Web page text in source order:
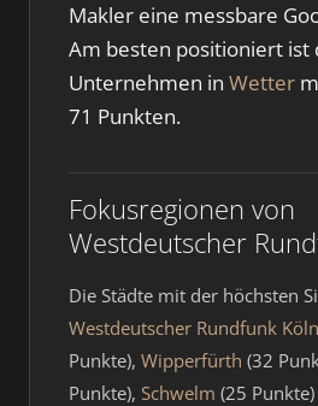
Makler eine messbare
Am besten positioniert ist
Unternehmen in Wetter
71 Punkten.
Fokusregionen von
Westdeutscher
Die Städte mit der höchsten
Westdeutscher Rundfunk Köln
Punkte), Wipperfürth (32
Punkte), Schwelm (25